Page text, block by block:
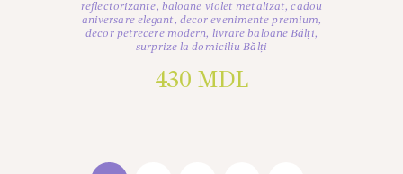
reflectorizante, baloane violet metalizat,cadou
aniversare elegant, decor evenimente premium,
decor petrecere modern, livrare baloane Bălți,
surprize la domiciliu Bălți
430 MDL